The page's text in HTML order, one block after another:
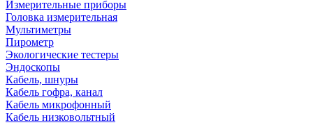
Измерительные приборы
Головка измерительная
Мультиметры
Пирометр
Экологические тестеры
Эндоскопы
Кабель, шнуры
Кабель гофра, канал
Кабель микрофонный
Кабель низковольтный